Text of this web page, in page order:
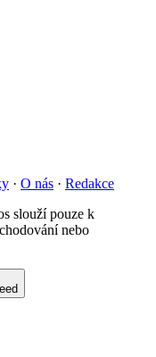
· O nás · Redakce
slouží pouze k
nebo